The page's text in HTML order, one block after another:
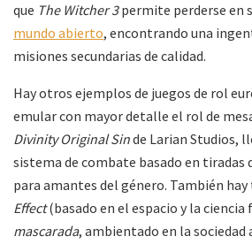
que The Witcher 3permite perderse en
mundo abierto, encontrando una
misiones secundarias de calidad.
Hay otros ejemplos de juegos de rol
emular con mayor detalle el rol de
Divinity Original Sinde Larian Studios,
sistema de combate basado en tiradas
para amantes del género. También
Effect(basado en el espacio y la ciencia
mascarada, ambientado en la sociedad